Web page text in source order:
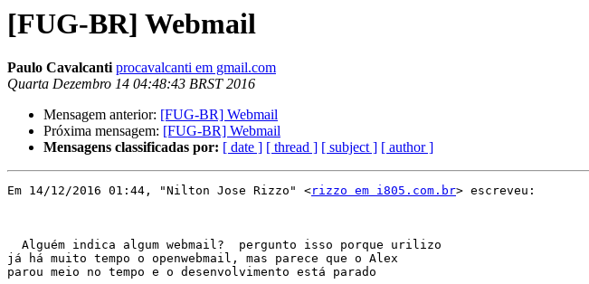
[FUG-BR] Webmail
Paulo Cavalcanti procavalcanti em gmail.com
Quarta Dezembro 14 04:48:43 BRST 2016
Mensagem anterior: [FUG-BR] Webmail
Próxima mensagem: [FUG-BR] Webmail
Mensagens classificadas por: [ date ] [ thread ] [ subject ] [ author ]
Em 14/12/2016 01:44, "Nilton Jose Rizzo" <rizzo em i805.com.br> escreveu:
já há muito tempo o openwebmail, mas parece que o Alex
parou meio no tempo e o desenvolvimento está parado